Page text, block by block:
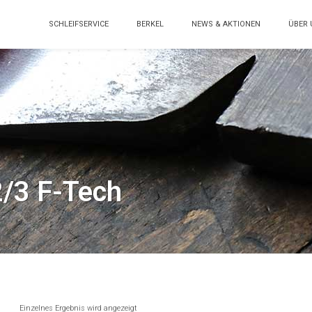
SCHLEIFSERVICE BERKEL NEWS & AKTIONEN ÜBER
3 F-Tech
Einzelnes Ergebnis wird angezeigt